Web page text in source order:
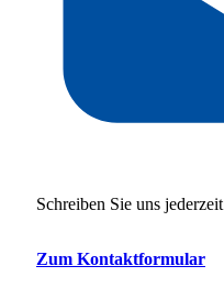
Schreiben Sie uns jederzeit
Zum Kontaktformular